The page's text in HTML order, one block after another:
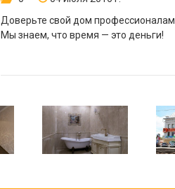
Доверьте свой дом профессионалам
Мы знаем, что время — это деньги!